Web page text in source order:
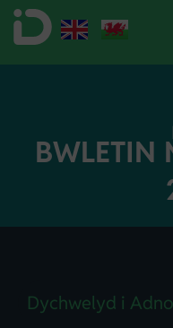
BWLETIN
Dychwelyd i